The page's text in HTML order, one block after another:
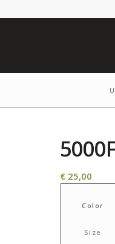
€25,00
Color
Size